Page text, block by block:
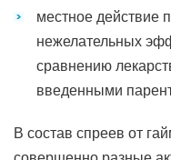
местное действие
нежелательных
сравнению
введенными
В состав спреев от